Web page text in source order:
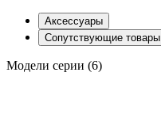
Аксессуары
Сопутствующие товары
Модели серии (6)